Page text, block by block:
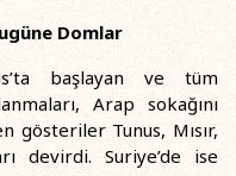
Domlar
başlayan ve tüm
Arap sokağını
gösteriler Tunus, Mısır,
devirdi. Suriye’de ise